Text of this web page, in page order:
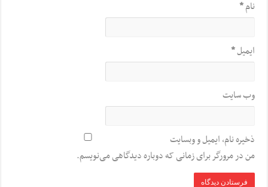
نام*
ایمیل*
وب‌ سایت
ذخیره نام، ایمیل و وبسایت
من در مرورگر برای زمانی که دوباره دیدگاهی می‌نویسم.